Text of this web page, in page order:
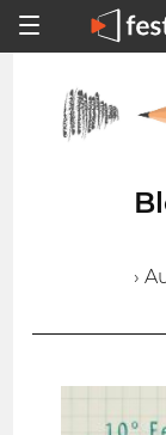
›